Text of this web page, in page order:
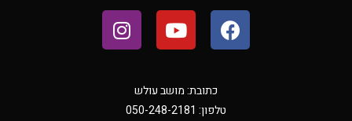
כתובת: מושב עולש
טלפון: 050-248-2181